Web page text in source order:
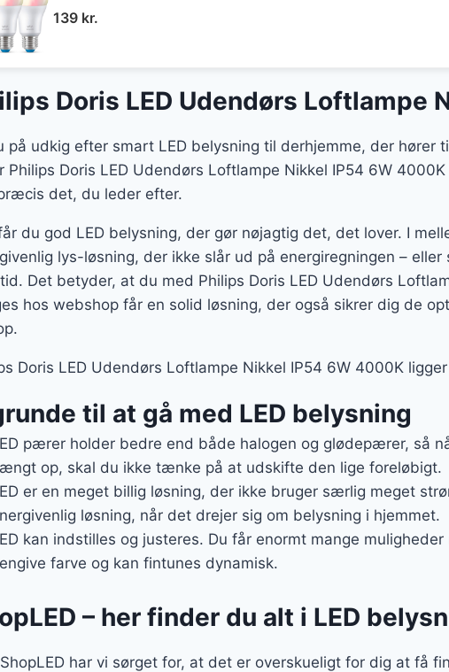
139 kr.
Doris LED Udendørs Loftlampe
på udkig efter smart LED belysning til derhjemme, der hører
Philips Doris LED Udendørs Loftlampe Nikkel IP54 6W
det, du leder efter.
du god LED belysning, der gør nøjagtig det, det lover. I
lys-løsning, der ikke slår ud på energiregningen –
Det betyder, at du med Philips Doris LED Udendørs
hos webshop får en solid løsning, der også sikrer dig de
Doris LED Udendørs Loftlampe Nikkel IP54 6W 4000K
til at gå med LED belysning
pærer holder bedre end både halogen og glødepærer, så
op, skal du ikke tænke på at udskifte den lige foreløbigt.
er en meget billig løsning, der ikke bruger særlig meget
løsning, når det drejer sig om belysning i hjemmet.
kan indstilles og justeres. Du får enormt mange
farve og kan fintunes dynamisk.
– her finder du alt i LED
har vi sørget for, at det er overskueligt for dig at få